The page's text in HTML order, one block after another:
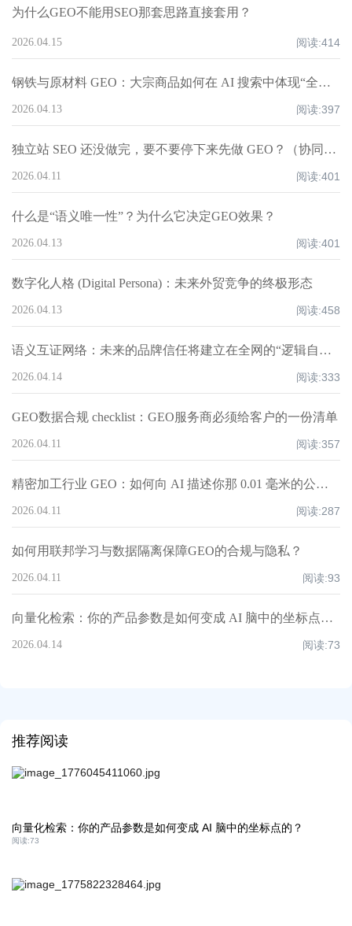
为什么GEO不能用SEO那套思路直接套用？
2026.04.15 阅读:414
钢铁与原材料 GEO：大宗商品如何在 AI 搜索中体现“全球供应链稳定性”？
2026.04.13 阅读:397
独立站 SEO 还没做完，要不要停下来先做 GEO？（协同实操指南）
2026.04.11 阅读:401
什么是“语义唯一性”？为什么它决定GEO效果？
2026.04.13 阅读:401
数字化人格 (Digital Persona)：未来外贸竞争的终极形态
2026.04.13 阅读:458
语义互证网络：未来的品牌信任将建立在全网的“逻辑自洽”上
2026.04.14 阅读:333
GEO数据合规 checklist：GEO服务商必须给客户的一份清单
2026.04.11 阅读:357
精密加工行业 GEO：如何向 AI 描述你那 0.01 毫米的公差控制力？
2026.04.11 阅读:287
如何用联邦学习与数据隔离保障GEO的合规与隐私？
2026.04.11 阅读:93
向量化检索：你的产品参数是如何变成 AI 脑中的坐标点的？
2026.04.14 阅读:73
推荐阅读
向量化检索：你的产品参数是如何变成 AI 脑中的坐标点的？
阅读:73